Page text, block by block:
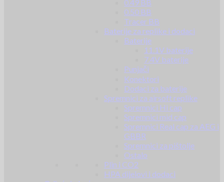
0.49 BB
0.50 BB
Tracer BB
Baterije za replike i dodaci
Baterije
11.1V baterije
7.4V baterije
Punjači
Konektori
Dodaci za baterije
Spremnici za airsoft replike
Spremnici Hi cap
Spremnici mid cap
Spremnici Real cap za AEG i
GBBR
Spremnici za pištolje
Ostalo
Plin i CO2
HPA dijelovi i dodaci